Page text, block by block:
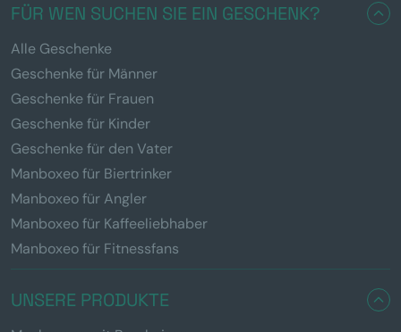
FÜR WEN SUCHEN SIE EIN GESCHENK?
Alle Geschenke
Geschenke für Männer
Geschenke für Frauen
Geschenke für Kinder
Geschenke für den Vater
Manboxeo für Biertrinker
Manboxeo für Angler
Manboxeo für Kaffeeliebhaber
Manboxeo für Fitnessfans
UNSERE PRODUKTE